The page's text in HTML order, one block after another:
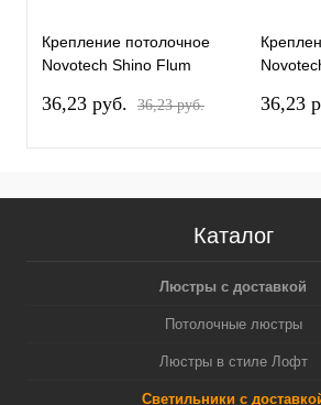
Крепление потолочное
Novotech Shino Flum
36,23 pуб. 36,23 pуб. 36,23
Каталог
Люстры с доставкой
Потолочные люстры
Люстры в стиле Лофт
Светильники с